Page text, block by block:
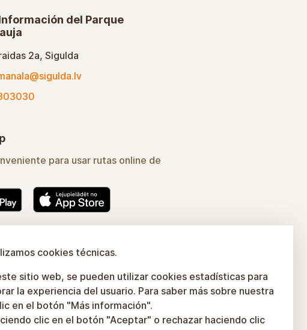
del Parque
2a, Sigulda
para usar rutas online de
cookies técnicas.
sitio web, se pueden utilizar cookies estadísticas para
la experiencia del usuario. Para saber más sobre nuestra
en el botón "Más información".
clic en el botón "Aceptar" o rechazar haciendo clic